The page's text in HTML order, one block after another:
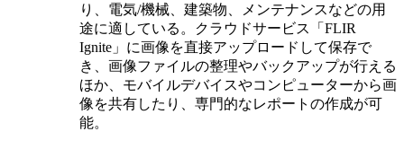
り、電気/機械、建築物、メンテナンスなどの用
途に適している。クラウドサービス「FLIR
Ignite」に画像を直接アップロードして保存で
き、画像ファイルの整理やバックアップが行える
ほか、モバイルデバイスやコンピューターから画
像を共有したり、専門的なレポートの作成が可
能。